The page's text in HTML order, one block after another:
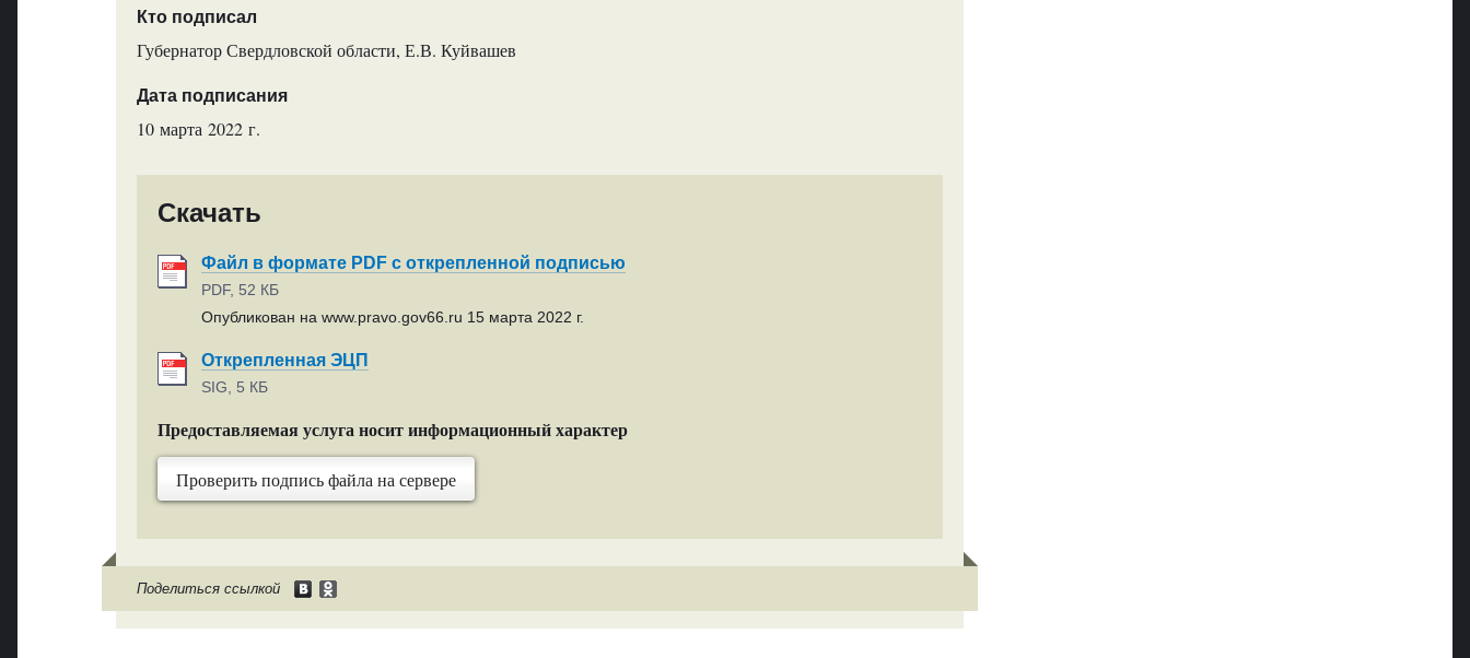
Кто подписал
Губернатор Свердловской области, Е.В. Куйвашев
Дата подписания
10 марта 2022 г.
Скачать
Файл в формате PDF с открепленной подписью
PDF, 52 КБ
Опубликован на www.pravo.gov66.ru 15 марта 2022 г.
Открепленная ЭЦП
SIG, 5 КБ
Предоставляемая услуга носит информационный характер
Проверить подпись файла на сервере
Поделиться ссылкой